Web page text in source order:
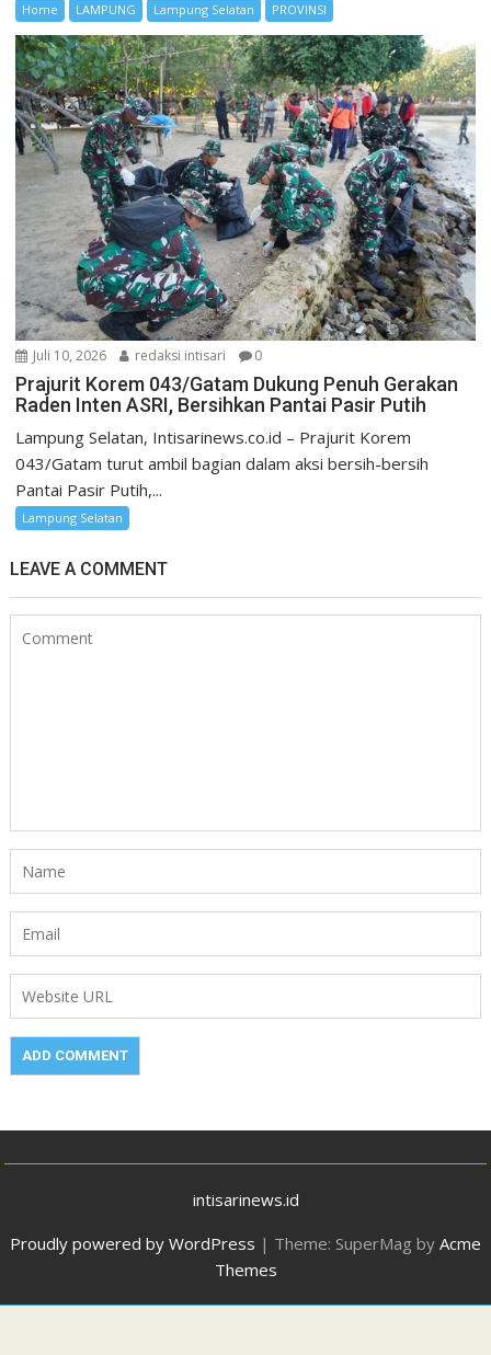
Home LAMPUNG Lampung Selatan PROVINSI
Juli 10, 2026 redaksi intisari 0
Prajurit Korem 043/Gatam Dukung Penuh Gerakan
Raden Inten ASRI, Bersihkan Pantai Pasir Putih
Lampung Selatan, Intisarinews.co.id – Prajurit Korem
043/Gatam turut ambil bagian dalam aksi bersih-bersih
Pantai Pasir Putih,...
Lampung Selatan
LEAVE A COMMENT
intisarinews.id
Proudly powered by WordPress | Theme: SuperMag by Acme
Themes